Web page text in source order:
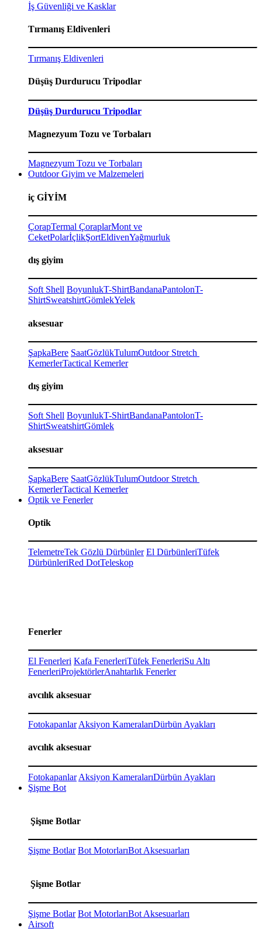
İş Güvenliği ve Kasklar
Tırmanış Eldivenleri
Tırmanış Eldivenleri
Düşüş Durdurucu Tripodlar
Düşüş Durdurucu Tripodlar
Magnezyum Tozu ve Torbaları
Magnezyum Tozu ve Torbaları
Outdoor Giyim ve Malzemeleri
iç GİYİM
ÇorapTermal ÇoraplarMont ve
CeketPolarİçlikŞortEldivenYağmurluk
dış giyim
Soft Shell BoyunlukT-ShirtBandanaPantolonT-
ShirtSweatshirtGömlekYelek
aksesuar
ŞapkaBere SaatGözlükTulumOutdoor Stretch
KemerlerTactical Kemerler
dış giyim
Soft Shell BoyunlukT-ShirtBandanaPantolonT-
ShirtSweatshirtGömlek
aksesuar
ŞapkaBere SaatGözlükTulumOutdoor Stretch
KemerlerTactical Kemerler
Optik ve Fenerler
Optik
TelemetreTek Gözlü Dürbünler El DürbünleriTüfek
DürbünleriRed DotTeleskop
Fenerler
El Fenerleri Kafa FenerleriTüfek FenerleriSu Altı
FenerleriProjektörlerAnahtarlık Fenerler
avcılık aksesuar
Fotokapanlar Aksiyon KameralarıDürbün Ayakları
avcılık aksesuar
Fotokapanlar Aksiyon KameralarıDürbün Ayakları
Şişme Bot
Şişme Botlar
Şişme Botlar Bot MotorlarıBot Aksesuarları
Şişme Botlar
Şişme Botlar Bot MotorlarıBot Aksesuarları
Airsoft